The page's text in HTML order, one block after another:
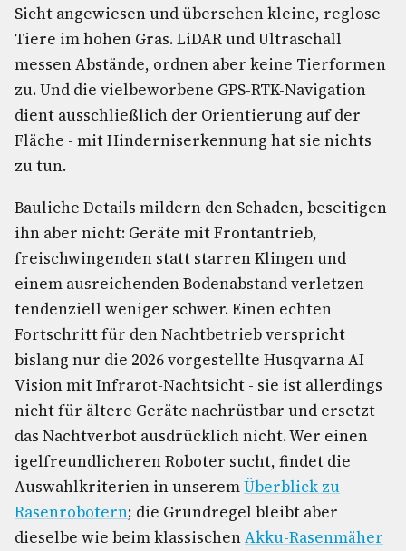
Sicht angewiesen und übersehen kleine, reglose
Tiere im hohen Gras. LiDAR und Ultraschall
messen Abstände, ordnen aber keine Tierformen
zu. Und die vielbeworbene GPS-RTK-Navigation
dient ausschließlich der Orientierung auf der
Fläche - mit Hinderniserkennung hat sie nichts
zu tun.
Bauliche Details mildern den Schaden, beseitigen
ihn aber nicht: Geräte mit Frontantrieb,
freischwingenden statt starren Klingen und
einem ausreichenden Bodenabstand verletzen
tendenziell weniger schwer. Einen echten
Fortschritt für den Nachtbetrieb verspricht
bislang nur die 2026 vorgestellte Husqvarna AI
Vision mit Infrarot-Nachtsicht - sie ist allerdings
nicht für ältere Geräte nachrüstbar und ersetzt
das Nachtverbot ausdrücklich nicht. Wer einen
igelfreundlicheren Roboter sucht, findet die
Auswahlkriterien in unseremÜberblick zu
Rasenrobotern; die Grundregel bleibt aber
dieselbe wie beim klassischenAkku-Rasenmäher